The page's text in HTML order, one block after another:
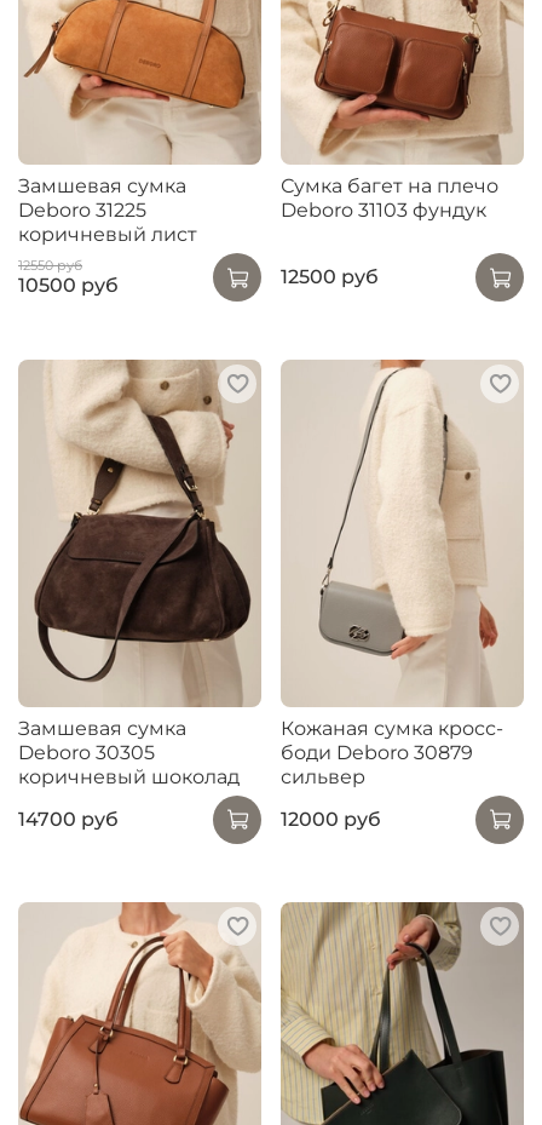
Замшевая сумка
Deboro 31225
коричневый лист
12550 руб
10500 руб
Сумка багет на плечо
Deboro 31103 фундук
12500 руб
Замшевая сумка
Deboro 30305
коричневый шоколад
14700 руб
Кожаная сумка кросс-
боди Deboro 30879
сильвер
12000 руб